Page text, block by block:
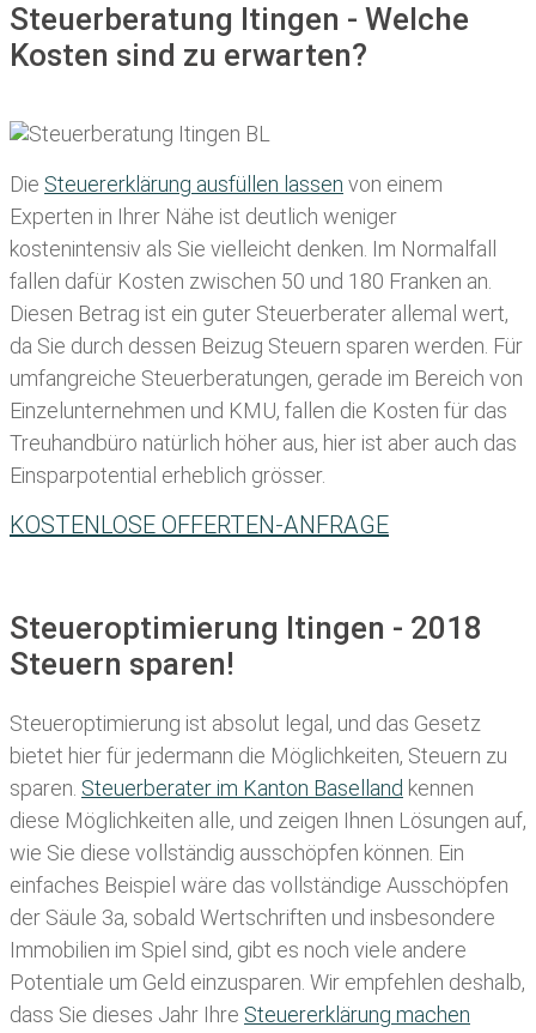
Steuerberatung Itingen - Welche
Kosten sind zu erwarten?
Die Steuererklärung ausfüllen lassen von einem
Experten in Ihrer Nähe ist deutlich weniger
kostenintensiv als Sie vielleicht denken. Im Normalfall
fallen dafür Kosten zwischen 50 und 180 Franken an.
Diesen Betrag ist ein guter Steuerberater allemal wert,
da Sie durch dessen Beizug Steuern sparen werden. Für
umfangreiche Steuerberatungen, gerade im Bereich von
Einzelunternehmen und KMU, fallen die Kosten für das
Treuhandbüro natürlich höher aus, hier ist aber auch das
Einsparpotential erheblich grösser.
KOSTENLOSE OFFERTEN-ANFRAGE
Steueroptimierung Itingen - 2018
Steuern sparen!
Steueroptimierung ist absolut legal, und das Gesetz
bietet hier für jedermann die Möglichkeiten, Steuern zu
sparen. Steuerberater im K anton Baselland kennen
diese Möglichkeiten alle, und zeigen Ihnen Lösungen auf,
wie Sie diese vollständig ausschöpfen können. Ein
einfaches Beispiel wäre das vollständige Ausschöpfen
der Säule 3a, sobald Wertschriften und insbesondere
Immobilien im Spiel sind, gibt es noch viele andere
Potentiale um Geld einzusparen. Wir empfehlen deshalb,
dass Sie dieses Jahr Ihre Steuererklärung machen